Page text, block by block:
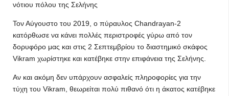
νότιου πόλου της Σελήνης
Τον Αύγουστο του 2019, ο πύραυλος Chandrayan-2
κατόρθωσε να κάνει πολλές περιστροφές γύρω από τον
δορυφόρο μας και στις 2 Σεπτεμβρίου το διαστημικό σκάφος
Vikram χωρίστηκε και κατέβηκε στην επιφάνεια της Σελήνης.
Αν και ακόμη δεν υπάρχουν ασφαλείς πληροφορίες για την
τύχη του Vikram, θεωρείται πολύ πιθανό ότι η άκατος κατέβηκε